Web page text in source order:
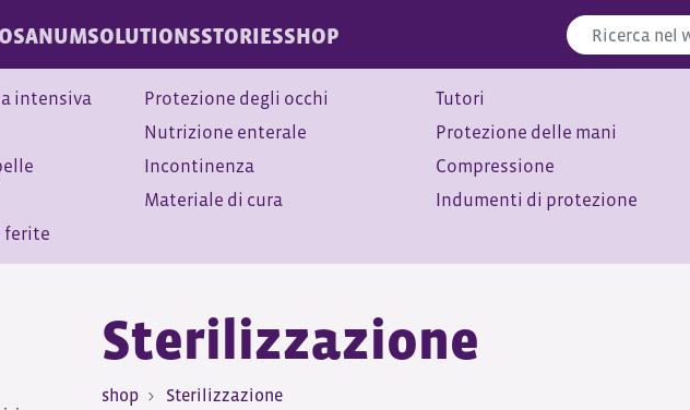
SOLUTIONSSTORIESSHOP
intensiva Protezione degli occhi Tutori
Nutrizione enterale Protezione delle mani
Incontinenza Compressione
Materiale di cura Indumenti di protezione
ferite
Sterilizzazione
shop Sterilizzazione